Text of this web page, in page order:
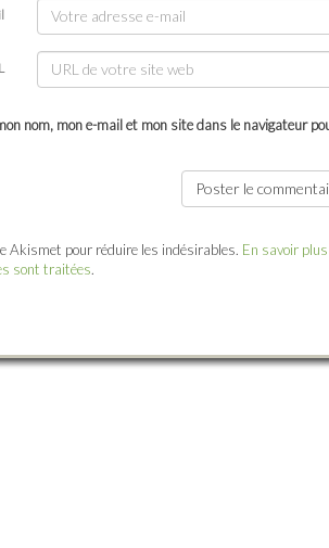
nom, mon e-mail et mon site dans le navigateur
Akismet pour réduire les indésirables. En savoir
sont traitées.